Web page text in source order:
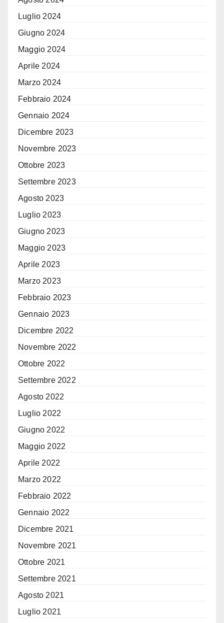
Luglio 2024
Giugno 2024
Maggio 2024
Aprile 2024
Marzo 2024
Febbraio 2024
Gennaio 2024
Dicembre 2023
Novembre 2023
Ottobre 2023
Settembre 2023
Agosto 2023
Luglio 2023
Giugno 2023
Maggio 2023
Aprile 2023
Marzo 2023
Febbraio 2023
Gennaio 2023
Dicembre 2022
Novembre 2022
Ottobre 2022
Settembre 2022
Agosto 2022
Luglio 2022
Giugno 2022
Maggio 2022
Aprile 2022
Marzo 2022
Febbraio 2022
Gennaio 2022
Dicembre 2021
Novembre 2021
Ottobre 2021
Settembre 2021
Agosto 2021
Luglio 2021